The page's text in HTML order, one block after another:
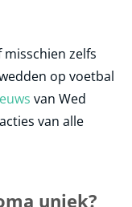
zelfs
op voetbal
van Wed
van alle
uniek?